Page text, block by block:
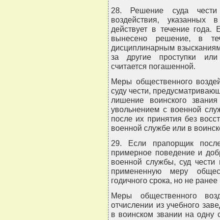
28. Решение суда
воздействия,
действует в течение
вынесено решение, в
дисциплинарным
за другие проступки
считается погашенной.
Меры общественного
суду чести,
лишение воинского
увольнением с военной
после их принятия без
военной службе или в
29. Если прапорщик
примерное поведение и
военной службы, суд
примененную меру
годичного срока, но не
Меры общественного
отчислении из учебного
в воинском звании на одну